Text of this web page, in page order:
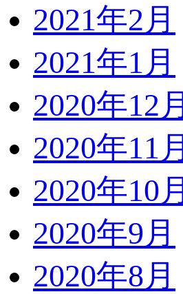
2021年2月
2021年1月
2020年12月
2020年11月
2020年10月
2020年9月
2020年8月